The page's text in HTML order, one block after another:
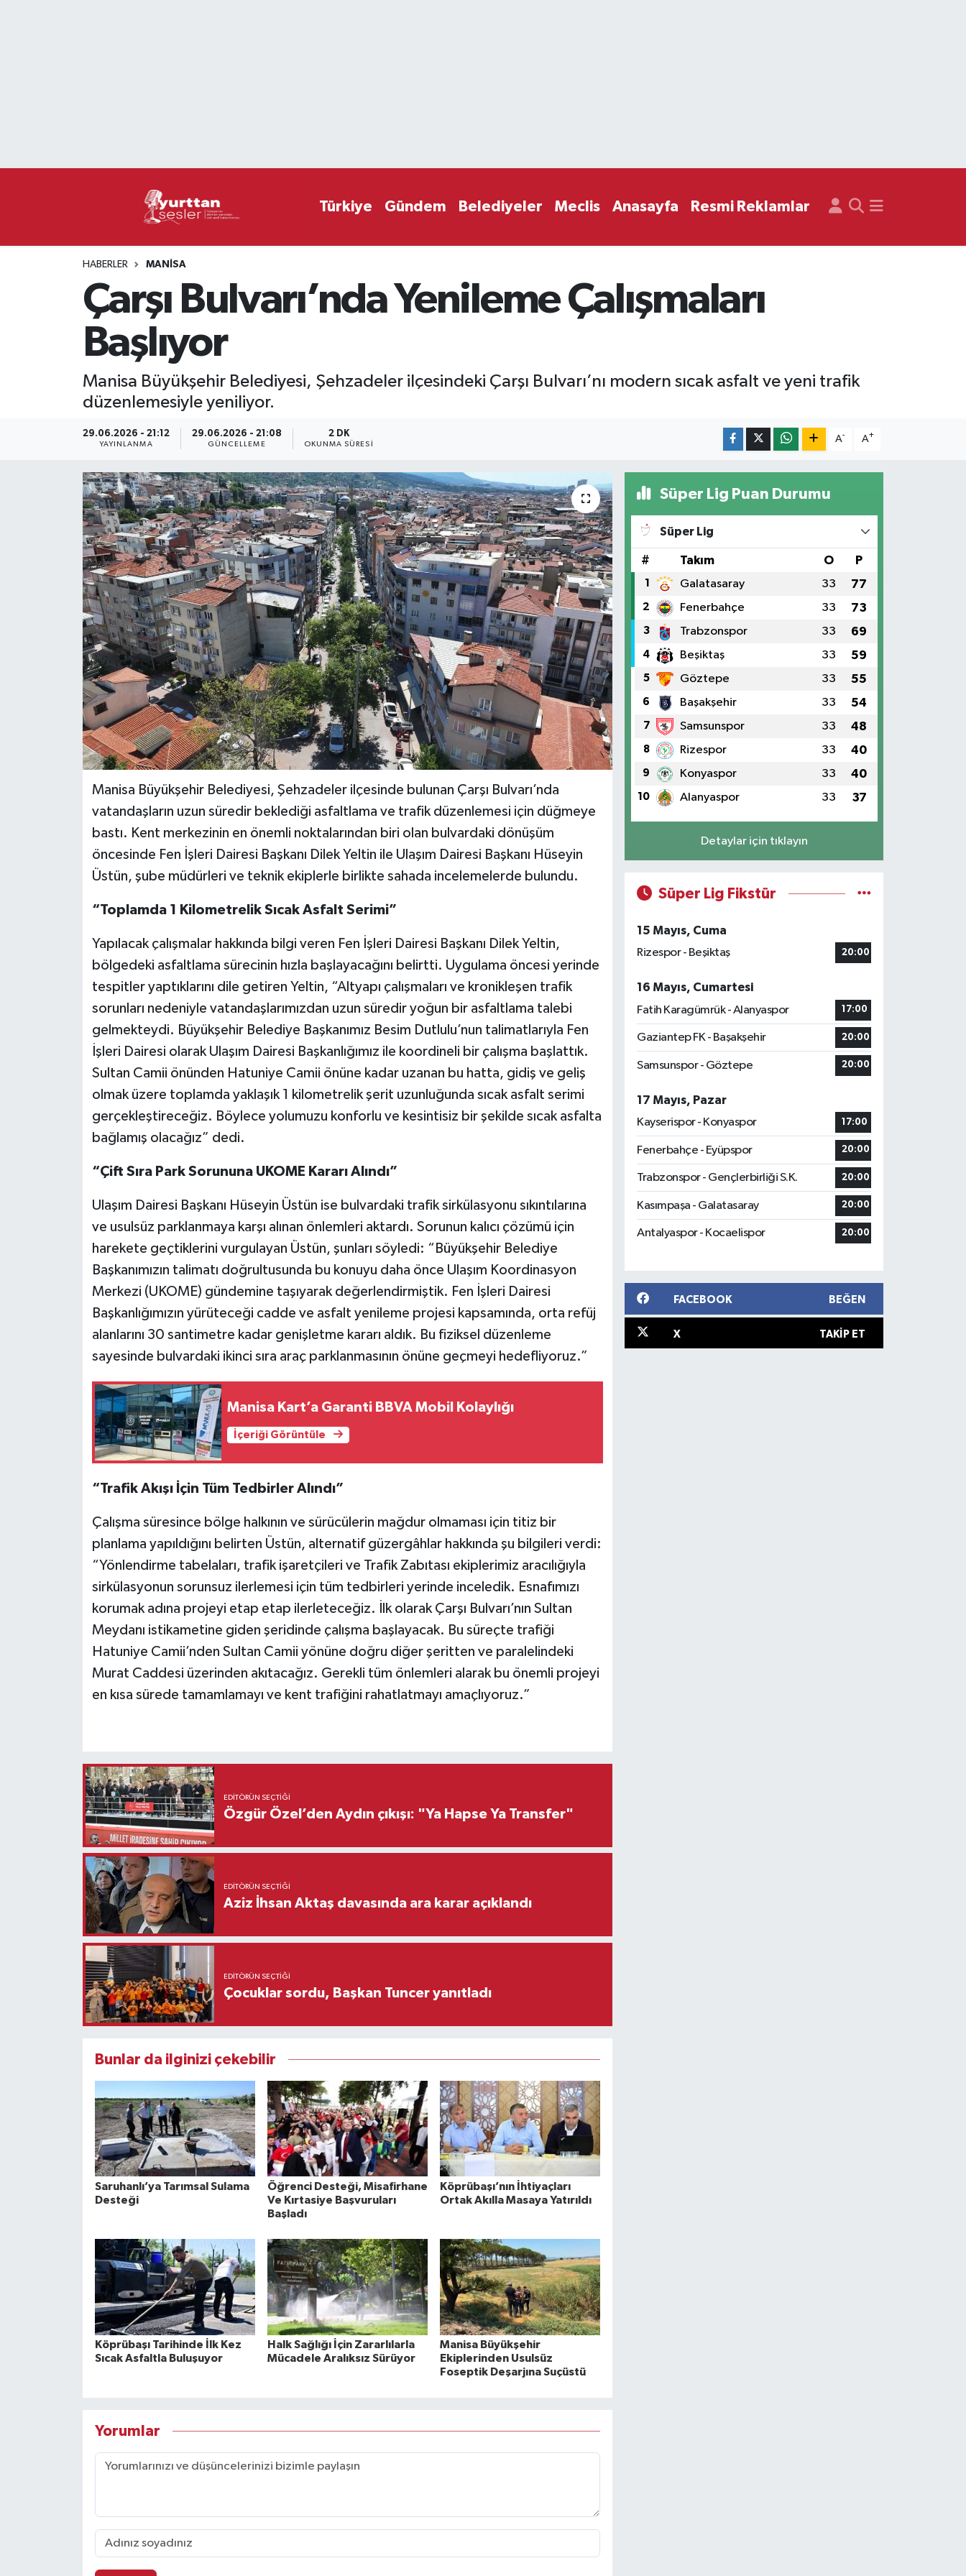
Türkiye Gündem Belediyeler Meclis Anasayfa Resmi Reklamlar
HABERLER MANISA
Çarşı Bulvarı’nda Yenileme Çalışmaları
Başlıyor
Manisa Büyükşehir Belediyesi, Şehzadeler ilçesindeki Çarşı Bulvarı’nı modern sıcak asfalt ve yeni trafik
düzenlemesiyle yeniliyor.
29.06.2026 - 21:12
YAYINLANMA
29.06.2026 - 21:08
GÜNCELLEME
2 DK
OKUNMA SÜRESI
A- A+
Manisa Büyükşehir Belediyesi, Şehzadeler ilçesinde bulunan Çarşı Bulvarı’nda
vatandaşların uzun süredir beklediği asfaltlama ve trafik düzenlemesi için düğmeye
bastı. Kent merkezinin en önemli noktalarından biri olan bulvardaki dönüşüm
öncesinde Fen İşleri Dairesi Başkanı Dilek Yeltin ile Ulaşım Dairesi Başkanı Hüseyin
Üstün, şube müdürleri ve teknik ekiplerle birlikte sahada incelemelerde bulundu.
“Toplamda 1 Kilometrelik Sıcak Asfalt Serimi”
Yapılacak çalışmalar hakkında bilgi veren Fen İşleri Dairesi Başkanı Dilek Yeltin,
bölgedeki asfaltlama sürecinin hızla başlayacağını belirtti. Uygulama öncesi yerinde
tespitler yaptıklarını dile getiren Yeltin, “Altyapı çalışmaları ve kronikleşen trafik
sorunları nedeniyle vatandaşlarımızdan uzun süredir yoğun bir asfaltlama talebi
gelmekteydi. Büyükşehir Belediye Başkanımız Besim Dutlulu’nun talimatlarıyla Fen
İşleri Dairesi olarak Ulaşım Dairesi Başkanlığımız ile koordineli bir çalışma başlattık.
Sultan Camii önünden Hatuniye Camii önüne kadar uzanan bu hatta, gidiş ve geliş
olmak üzere toplamda yaklaşık 1 kilometrelik şerit uzunluğunda sıcak asfalt serimi
gerçekleştireceğiz. Böylece yolumuzu konforlu ve kesintisiz bir şekilde sıcak asfalta
bağlamış olacağız” dedi.
“Çift Sıra Park Sorununa UKOME Kararı Alındı”
Ulaşım Dairesi Başkanı Hüseyin Üstün ise bulvardaki trafik sirkülasyonu sıkıntılarına
ve usulsüz parklanmaya karşı alınan önlemleri aktardı. Sorunun kalıcı çözümü için
harekete geçtiklerini vurgulayan Üstün, şunları söyledi: “Büyükşehir Belediye
Başkanımızın talimatı doğrultusunda bu konuyu daha önce Ulaşım Koordinasyon
Merkezi (UKOME) gündemine taşıyarak değerlendirmiştik. Fen İşleri Dairesi
Başkanlığımızın yürüteceği cadde ve asfalt yenileme projesi kapsamında, orta refüj
alanlarını 30 santimetre kadar genişletme kararı aldık. Bu fiziksel düzenleme
sayesinde bulvardaki ikinci sıra araç parklanmasının önüne geçmeyi hedefliyoruz.”
Manisa Kart’a Garanti BBVA Mobil Kolaylığı
İçeriği Görüntüle
“Trafik Akışı İçin Tüm Tedbirler Alındı”
Çalışma süresince bölge halkının ve sürücülerin mağdur olmaması için titiz bir
planlama yapıldığını belirten Üstün, alternatif güzergâhlar hakkında şu bilgileri verdi:
“Yönlendirme tabelaları, trafik işaretçileri ve Trafik Zabıtası ekiplerimiz aracılığıyla
sirkülasyonun sorunsuz ilerlemesi için tüm tedbirleri yerinde inceledik. Esnafımızı
korumak adına projeyi etap etap ilerleteceğiz. İlk olarak Çarşı Bulvarı’nın Sultan
Meydanı istikametine giden şeridinde çalışma başlayacak. Bu süreçte trafiği
Hatuniye Camii’nden Sultan Camii yönüne doğru diğer şeritten ve paralelindeki
Murat Caddesi üzerinden akıtacağız. Gerekli tüm önlemleri alarak bu önemli projeyi
en kısa sürede tamamlamayı ve kent trafiğini rahatlatmayı amaçlıyoruz.”
EDITÖRÜN SEÇTIĞI
Özgür Özel’den Aydın çıkışı: "Ya Hapse Ya Transfer"
EDITÖRÜN SEÇTIĞI
Aziz İhsan Aktaş davasında ara karar açıklandı
EDITÖRÜN SEÇTIĞI
Çocuklar sordu, Başkan Tuncer yanıtladı
Bunlar da ilginizi çekebilir
Saruhanlı’ya Tarımsal Sulama
Desteği
Öğrenci Desteği, Misafirhane
Ve Kırtasiye Başvuruları
Başladı
Köprübaşı’nın İhtiyaçları
Ortak Akılla Masaya Yatırıldı
Köprübaşı Tarihinde İlk Kez
Sıcak Asfaltla Buluşuyor
Halk Sağlığı İçin Zararlılarla
Mücadele Aralıksız Sürüyor
Manisa Büyükşehir
Ekiplerinden Usulsüz
Foseptik Deşarjına Suçüstü
Yorumlar
Süper Lig Puan Durumu
Süper Lig
# Takım O P
1 Galatasaray 33 77
2 Fenerbahçe 33 73
3 Trabzonspor 33 69
4 Beşiktaş 33 59
5 Göztepe 33 55
6 Başakşehir 33 54
7 Samsunspor 33 48
8 Rizespor 33 40
9 Konyaspor 33 40
10 Alanyaspor 33 37
Detaylar için tıklayın
Süper Lig Fikstür
15 Mayıs, Cuma
Rizespor - Beşiktaş
20:00
16 Mayıs, Cumartesi
Fatih Karagümrük - Alanyaspor
17:00
Gaziantep FK - Başakşehir 20:00
Samsunspor - Göztepe 20:00
17 Mayıs, Pazar
Kayserispor - Konyaspor
17:00
Fenerbahçe - Eyüpspor 20:00
Trabzonspor - Gençlerbirliği S.K. 20:00
Kasımpaşa - Galatasaray 20:00
Antalyaspor - Kocaelispor 20:00
FACEBOOK BEĞEN
X TAKIP ET
Süper Lig Puan Durumu ve Fikstür
Haber Arşivi